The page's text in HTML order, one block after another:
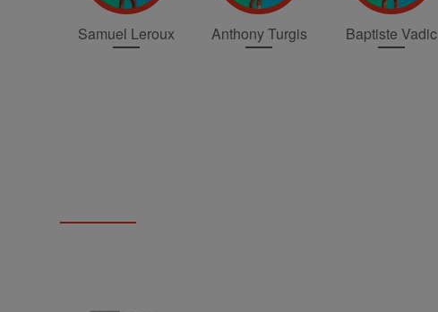
Samuel Leroux Anthony Turgis Baptiste Vadic